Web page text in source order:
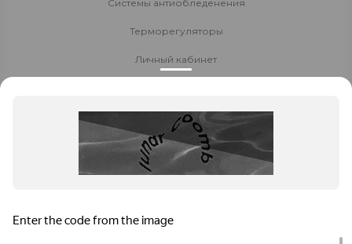
Системы антиобледенения
Терморегуляторы
Личный кабинет
Стать партнёром
Политика конфиденциальности
Контакты